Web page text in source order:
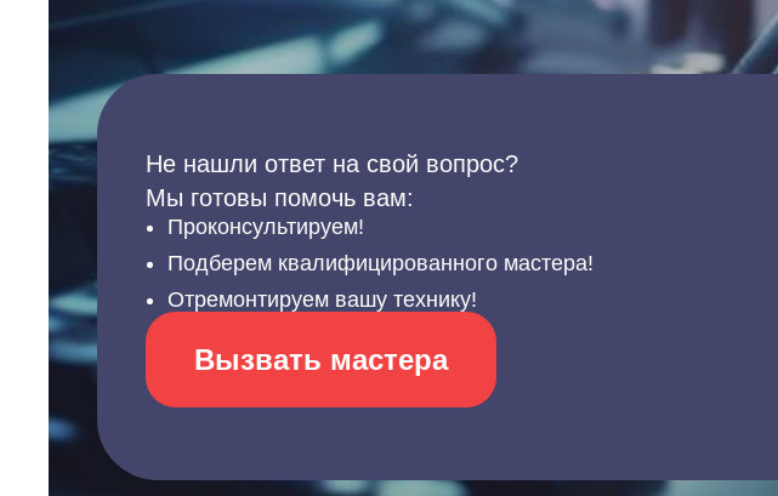
Не нашли ответ на свой вопрос?
Мы готовы помочь вам:
Проконсультируем!
Подберем квалифицированного мастера!
Отремонтируем вашу технику!
Вызвать мастера